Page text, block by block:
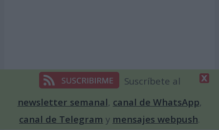
Suscríbete al
newsletter semanal, canal de WhatsApp,
canal de Telegram y mensajes webpush.